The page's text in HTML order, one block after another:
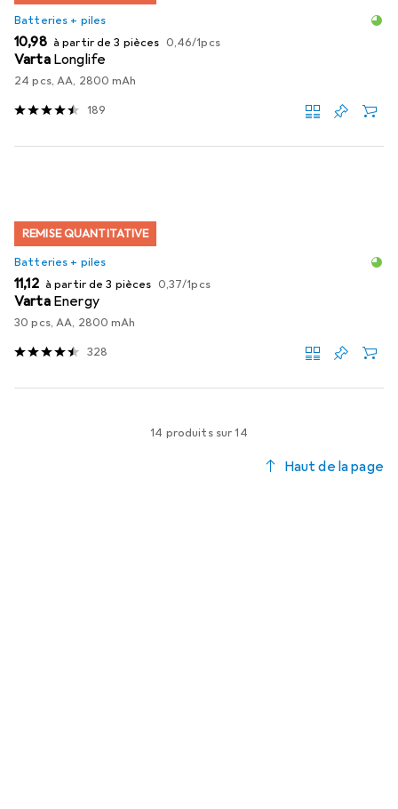
Batteries + piles
EUR
10,98 à partir de 3 pièces EUR
0,46/1pcs
Varta Longlife
24 pcs, AA, 2800 mAh
189
REMISE QUANTITATIVE
Batteries + piles
EUR
11,12 à partir de 3 pièces EUR
0,37/1pcs
Varta Energy
30 pcs, AA, 2800 mAh
328
14 produits sur 14
Haut de la page